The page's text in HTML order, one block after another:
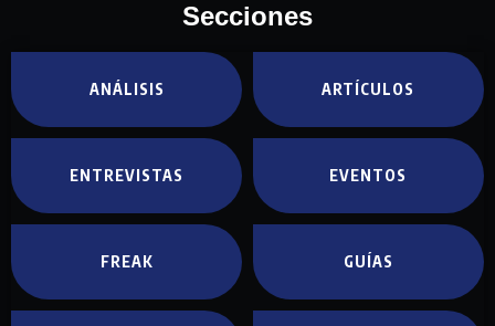
Secciones
ANÁLISIS ARTÍCULOS
ENTREVISTAS EVENTOS
FREAK GUÍAS